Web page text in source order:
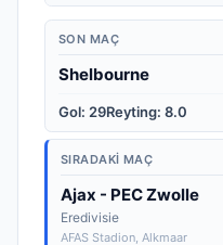
SON MAÇ
Shelbourne
Gol: 29Reyting: 8.0
SIRADAKI MAÇ
Ajax - PEC Zwolle
Eredivisie
AFAS Stadion , Alkmaar